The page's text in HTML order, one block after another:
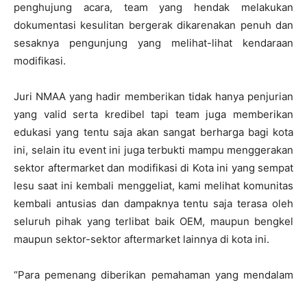
penghujung acara, team yang hendak melakukan
dokumentasi kesulitan bergerak dikarenakan penuh dan
sesaknya pengunjung yang melihat-lihat kendaraan
modifikasi.
Juri NMAA yang hadir memberikan tidak hanya penjurian
yang valid serta kredibel tapi team juga memberikan
edukasi yang tentu saja akan sangat berharga bagi kota
ini, selain itu event ini juga terbukti mampu menggerakan
sektor aftermarket dan modifikasi di Kota ini yang sempat
lesu saat ini kembali menggeliat, kami melihat komunitas
kembali antusias dan dampaknya tentu saja terasa oleh
seluruh pihak yang terlibat baik OEM, maupun bengkel
maupun sektor-sektor aftermarket lainnya di kota ini.
“Para pemenang diberikan pemahaman yang mendalam